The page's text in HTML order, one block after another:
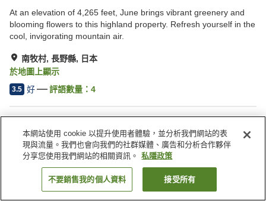
At an elevation of 4,265 feet, June brings vibrant greenery and
blooming flowers to this highland property. Refresh yourself in the
cool, invigorating mountain air.
南牧村, 長野縣, 日本
於地圖上顯示
3.5 好 評語數量： 4
停車場
寵物友善
自動販賣機
宴會廳
日本 長野縣 南牧村 Shintaku 山莊
找客房
本網站使用 cookie 以提升使用者體驗，並分析我們網站的表
現與流量。我們也會向我們的社群媒體、廣告和分析合作夥伴
分享您使用我們網站的相關資訊。
私隱政策
不要銷售我的個人資料 接受所有